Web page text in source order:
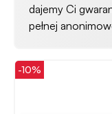
dajemy Ci
pełnej
-10%